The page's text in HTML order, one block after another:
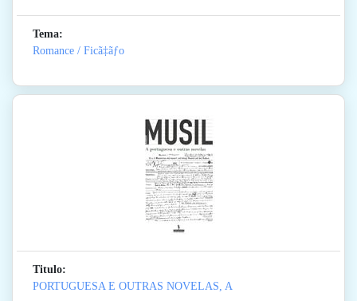
Tema:
Romance / Ficã‡ãƒo
Titulo:
PORTUGUESA E OUTRAS NOVELAS, A